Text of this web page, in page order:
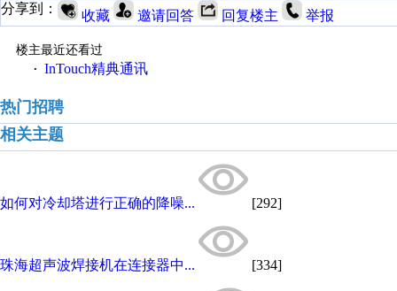
分享到： 收藏 邀请回答 回复楼主 举报
楼主最近还看过
· InTouch精典通讯
热门招聘
相关主题
如何对冷却塔进行正确的降噪... [292]
珠海超声波焊接机在连接器中... [334]